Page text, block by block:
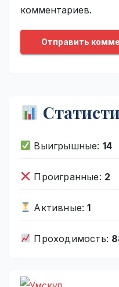
комментариев.
Выигрышные: 14
Проигранные: 2
Активные:1
Проходимость: